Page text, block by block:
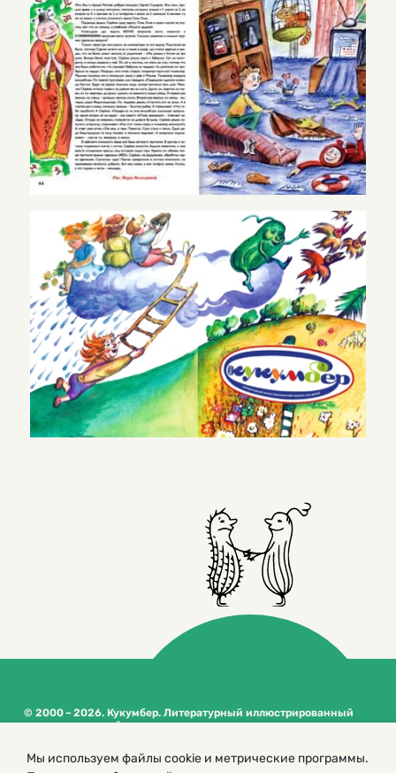
© 2000 – 2026. Кукумбер. Литературный иллюстрированный
журнал для детей
сайта
Мы используем файлы cookie и метрические программы.